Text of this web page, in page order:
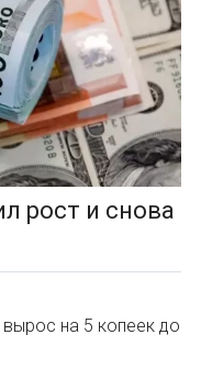
рост и снова
на 5 копеек до